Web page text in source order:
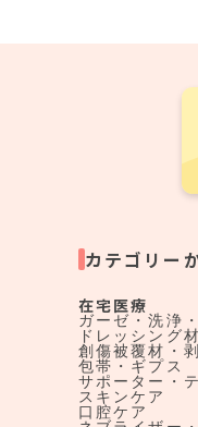
カテゴリー
在宅医療
ガーゼ・洗浄
ドレッシング材
創傷被覆材・
包帯・ギプス
サポーター・
スキンケア
口腔ケア